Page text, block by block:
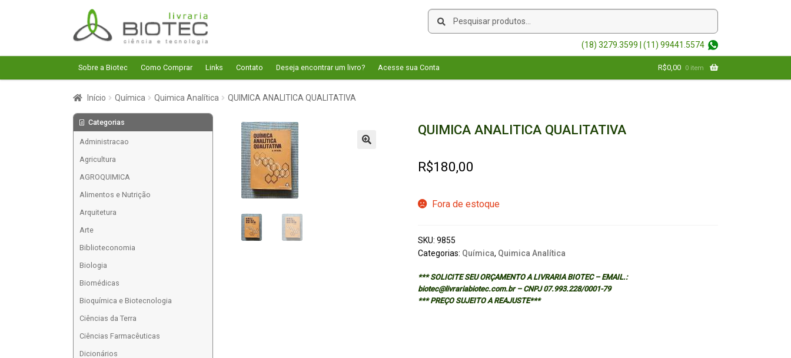
Pular
para
navegação
Pular
para
o
conteúdo
Pesquisar
Pesquisar
(18) 3279.3599 | (11) 99441.5574
Sobre a Biotec Como Comprar Links Contato Deseja encontrar um livro? Acesse sua Conta R$0,00 0 item
Início Química Quimica Analítica QUIMICA ANALITICA QUALITATIVA
QUIMICA ANALITICA QUALITATIVA
R$180,00
Fora de estoque
SKU: 9855
Categorias: Química, Quimica Analítica
*** SOLICITE SEU ORÇAMENTO A LIVRARIA BIOTEC – EMAIL.:
biotec@livrariabiotec.com.br – CNPJ 07.993.228/0001-79
*** PREÇO SUJEITO A REAJUSTE***
Categorias
Administracao
Agricultura
AGROQUIMICA
Alimentos e Nutrição
Arquitetura
Arte
Biblioteconomia
Biologia
Biomédicas
Bioquímica e Biotecnologia
Ciências da Terra
Ciências Farmacêuticas
Dicionários